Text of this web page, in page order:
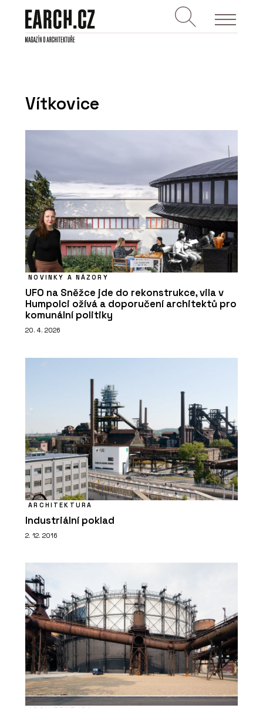
Vítkovice
NOVINKY A NÁZORY
UFO na Sněžce jde do rekonstrukce, vila v
Humpolci ožívá a doporučení architektů pro
komunální politiky
20. 4. 2026
ARCHITEKTURA
Industriální poklad
2. 12. 2016